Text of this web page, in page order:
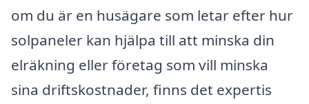
om du är en husägare som letar efter hur
solpaneler kan hjälpa till att minska din
elräkning eller företag som vill minska
sina driftskostnader, finns det expertis